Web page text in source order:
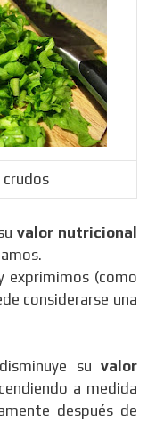
crudos
valor nutricional
exprimimos (como
considerarse una
su valor
a medida
después de